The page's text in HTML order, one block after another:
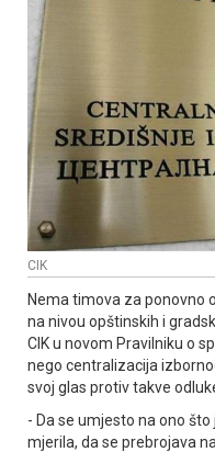
CIK
Nema timova za ponovno
na nivou opštinskih i
CIK u novom Pravilniku o
nego centralizacija
svoj glas protiv takve
- Da se umjesto na ono
mjerila, da se prebrojava